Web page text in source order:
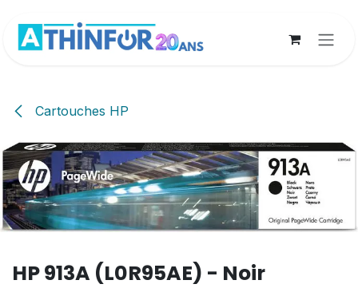
Cartouches HP
HP 913A (L0R95AE) - Noir